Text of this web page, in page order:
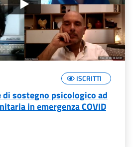
ISCRITTI
sostegno psicologico ad
in emergenza COVID